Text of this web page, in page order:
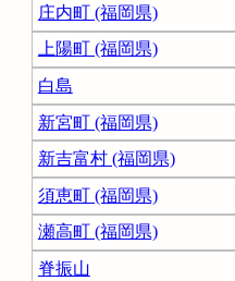
庄内町 (福岡県)
上陽町 (福岡県)
白島
新宮町 (福岡県)
新吉富村 (福岡県)
須恵町 (福岡県)
瀬高町 (福岡県)
脊振山